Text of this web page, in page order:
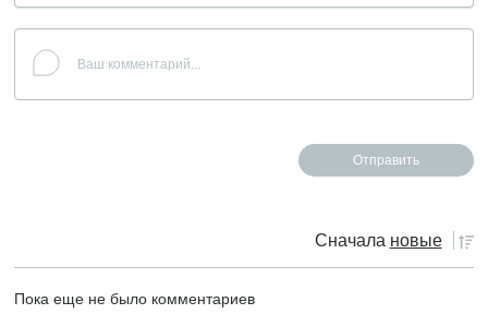
Сначала новые
Пока еще не было комментариев